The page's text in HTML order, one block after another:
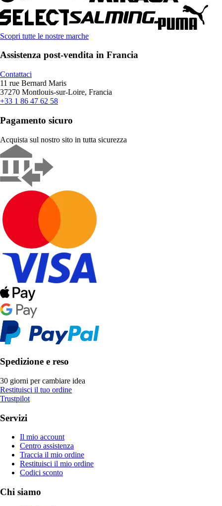
Scopri tutte le nostre marche
Assistenza post-vendita in Francia
Contattaci
11 rue Bernard Maris
37270 Montlouis-sur-Loire, Francia
+33 1 86 47 62 58
Pagamento sicuro
Acquista sul nostro sito in tutta sicurezza
Spedizione e reso
30 giorni per cambiare idea
Restituisci il tuo ordine
Trustpilot
Servizi
Il mio account
Centro assistenza
Traccia il mio ordine
Restituisci il mio ordine
Codici sconto
Chi siamo